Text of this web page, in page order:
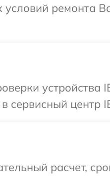
ремонта
устройства
сервисный центр
расчет,